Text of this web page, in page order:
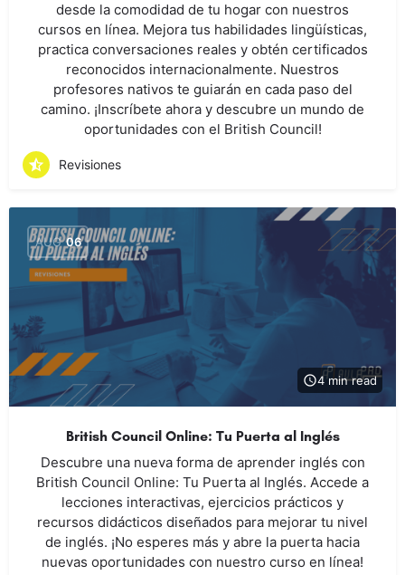
desde la comodidad de tu hogar con nuestros
cursos en línea. Mejora tus habilidades lingüísticas,
practica conversaciones reales y obtén certificados
reconocidos internacionalmente. Nuestros
profesores nativos te guiarán en cada paso del
camino. ¡Inscríbete ahora y descubre un mundo de
oportunidades con el British Council!
Revisiones
AUG 06
4 min read
British Council Online: Tu Puerta al Inglés
Descubre una nueva forma de aprender inglés con
British Council Online: Tu Puerta al Inglés. Accede a
lecciones interactivas, ejercicios prácticos y
recursos didácticos diseñados para mejorar tu nivel
de inglés. ¡No esperes más y abre la puerta hacia
nuevas oportunidades con nuestro curso en línea!